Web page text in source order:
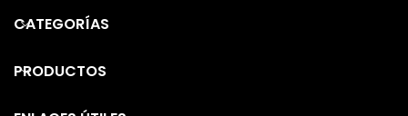
CATEGORÍAS
PRODUCTOS